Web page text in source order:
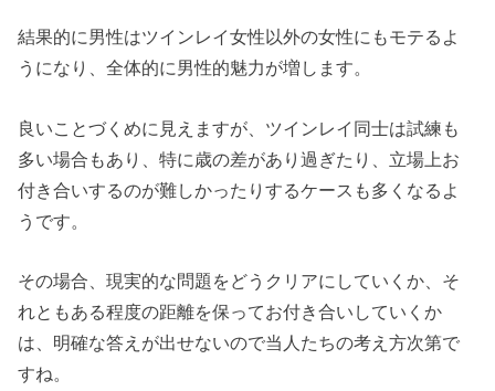
結果的に男性はツインレイ女性以外の女性にもモテるよ
うになり、全体的に男性的魅力が増します。
良いことづくめに見えますが、ツインレイ同士は試練も
多い場合もあり、特に歳の差があり過ぎたり、立場上お
付き合いするのが難しかったりするケースも多くなるよ
うです。
その場合、現実的な問題をどうクリアにしていくか、そ
れともある程度の距離を保ってお付き合いしていくか
は、明確な答えが出せないので当人たちの考え方次第で
すね。